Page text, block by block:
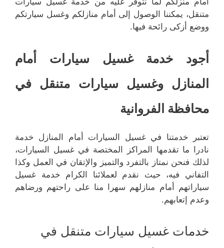
متنقل، يمكننا الوصول إلى أمام منازلكم وغسل سيارتكم
ووضع أزكى رائحة فيها.
أجود خدمة غسيل سيارات أمام
المنازل وغسيل سيارات متنقل في
محافظة الفروانية
تعتبر خدمتنا في غسيل السيارات أمام المنازل خدمة
نادرا ما تقدمها المراكز المختصة في غسيل السيارات،
لذلك فنحن نمتاز بالتفرد والتميز والإتقان في العمل وكذا
التفاني فيه، حيث نقدم لعملائنا الكرام خدمة غسيل
سياراتهم أمام منازلهم سهرا منا على راحتهم ورضاهم
وعدم إتعابهم.
خدمات غسيل سيارات متنقل في